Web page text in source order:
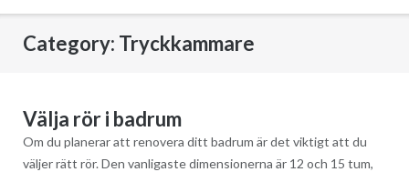
Category: Tryckkammare
Välja rör i badrum
Om du planerar att renovera ditt badrum är det viktigt att du
väljer rätt rör. Den vanligaste dimensionerna är 12 och 15 tum,